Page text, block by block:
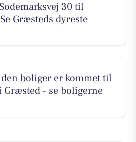
30 til
Græsteds dyreste
boliger er kommet til
Græsted - se boligerne